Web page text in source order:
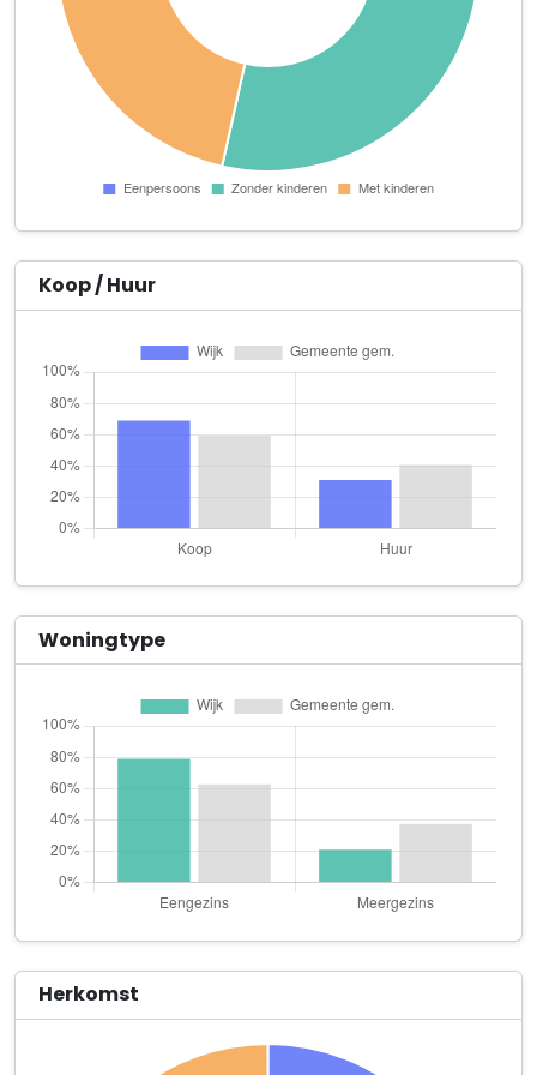
Wim Kruithof Automatic B.V.
James Wattstraat 15 j Unit 11
Woele
Marconistraat 107
Aberkane Innovations
Mieke Hoogerwerflaan 113
Global Facilities B.V.
Marconistraat 68 x
K. de Koning Beheer B.V.
LOUUITGOUDA fotografie
De Slufter 11
MMCV Gouda B.V.
Tweede Moordrechtse Tiendeweg 18
MWUA
NL Mobility International B.V.
James Wattstraat 7 c
OA Dienstverlening
Burgemeester van Dijkesingel 127
Tandartspraktijk Westergouwe B.V.
VinToMar B.V.
Noorderhaaks 2
Youbs
Koop / Huur
Woningtype
Herkomst